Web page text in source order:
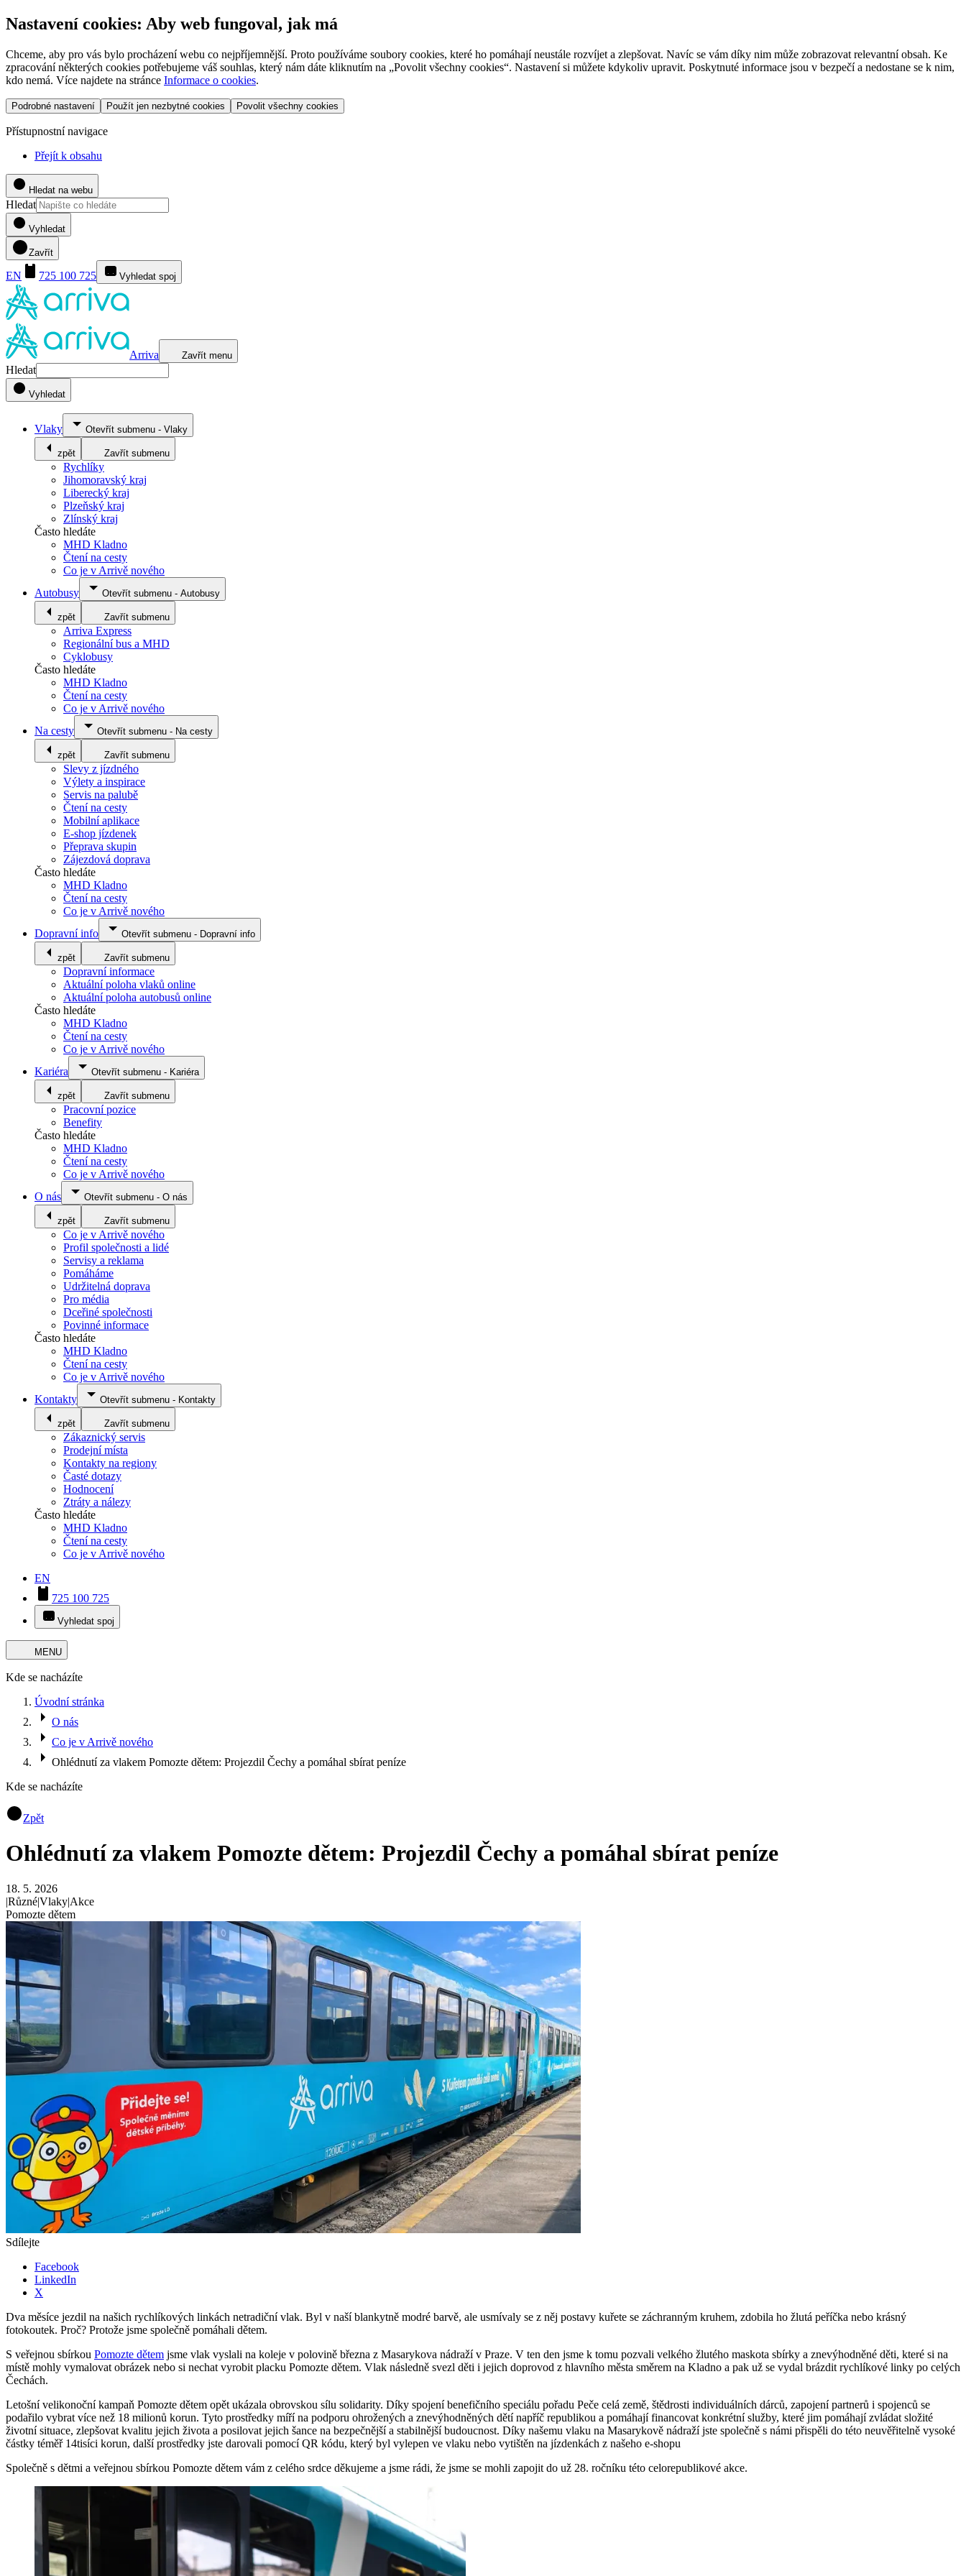
Nastavení cookies: Aby web fungoval, jak má
Chceme, aby pro vás bylo procházení webu co nejpříjemnější. Proto používáme soubory cookies, které ho pomáhají neustále rozvíjet a zlepšovat. Navíc se vám díky nim může zobrazovat relevantní obsah. Ke
zpracování některých cookies potřebujeme váš souhlas, který nám dáte kliknutím na „Povolit všechny cookies“. Nastavení si můžete kdykoliv upravit. Poskytnuté informace jsou v bezpečí a nedostane se k nim,
kdo nemá. Více najdete na stránce Informace o cookies.
Podrobné nastavení Použít jen nezbytné cookies Povolit všechny cookies
Přístupnostní navigace
Přejít k obsahu
Hledat na webu
Hledat
Vyhledat
Zavřít
EN 725 100 725 Vyhledat spoj
Arriva Zavřít menu
Hledat
Vyhledat
Vlaky Otevřít submenu - Vlaky
zpět Zavřít submenu
Rychlíky
Jihomoravský kraj
Liberecký kraj
Plzeňský kraj
Zlínský kraj
Často hledáte
MHD Kladno
Čtení na cesty
Co je v Arrivě nového
Autobusy
Otevřít submenu - Autobusy
zpět Zavřít submenu
Arriva Express
Regionální bus a MHD
Cyklobusy
Často hledáte
MHD Kladno
Čtení na cesty
Co je v Arrivě nového
Na cesty
Otevřít submenu - Na cesty
zpět Zavřít submenu
Slevy z jízdného
Výlety a inspirace
Servis na palubě
Čtení na cesty
Mobilní aplikace
E-shop jízdenek
Přeprava skupin
Zájezdová doprava
Často hledáte
MHD Kladno
Čtení na cesty
Co je v Arrivě nového
Dopravní info
Otevřít submenu - Dopravní info
zpět Zavřít submenu
Dopravní informace
Aktuální poloha vlaků online
Aktuální poloha autobusů online
Často hledáte
MHD Kladno
Čtení na cesty
Co je v Arrivě nového
Kariéra
Otevřít submenu - Kariéra
zpět Zavřít submenu
Pracovní pozice
Benefity
Často hledáte
MHD Kladno
Čtení na cesty
Co je v Arrivě nového
O nás
Otevřít submenu - O nás
zpět Zavřít submenu
Co je v Arrivě nového
Profil společnosti a lidé
Servisy a reklama
Pomáháme
Udržitelná doprava
Pro média
Dceřiné společnosti
Povinné informace
Často hledáte
MHD Kladno
Čtení na cesty
Co je v Arrivě nového
Kontakty
Otevřít submenu - Kontakty
zpět Zavřít submenu
Zákaznický servis
Prodejní místa
Kontakty na regiony
Časté dotazy
Hodnocení
Ztráty a nálezy
Často hledáte
MHD Kladno
Čtení na cesty
Co je v Arrivě nového
EN
725 100 725
Vyhledat spoj
MENU
Kde se nacházíte
Úvodní stránka
O nás
Co je v Arrivě nového
Ohlédnutí za vlakem Pomozte dětem: Projezdil Čechy a pomáhal sbírat peníze
Kde se nacházíte
Zpět
Ohlédnutí za vlakem Pomozte dětem: Projezdil Čechy a pomáhal sbírat peníze
18. 5. 2026
|Různé|Vlaky|Akce
Pomozte dětem
Sdílejte
Facebook
LinkedIn
X
Dva měsíce jezdil na našich rychlíkových linkách netradiční vlak. Byl v naší blankytně modré barvě, ale usmívaly se z něj postavy kuřete se záchranným kruhem, zdobila ho žlutá peříčka nebo krásný
fotokoutek. Proč? Protože jsme společně pomáhali dětem.
S veřejnou sbírkou Pomozte dětem jsme vlak vyslali na koleje v polovině března z Masarykova nádraží v Praze. V ten den jsme k tomu pozvali velkého žlutého maskota sbírky a znevýhodněné děti, které si na
místě mohly vymalovat obrázek nebo si nechat vyrobit placku Pomozte dětem. Vlak následně svezl děti i jejich doprovod z hlavního města směrem na Kladno a pak už se vydal brázdit rychlíkové linky po celých
Čechách.
Letošní velikonoční kampaň Pomozte dětem opět ukázala obrovskou sílu solidarity. Díky spojení benefičního speciálu pořadu Peče celá země, štědrosti individuálních dárců, zapojení partnerů i spojenců se
podařilo vybrat více než 18 milionů korun. Tyto prostředky míří na podporu ohrožených a znevýhodněných dětí napříč republikou a pomáhají financovat konkrétní služby, které jim pomáhají zvládat složité
životní situace, zlepšovat kvalitu jejich života a posilovat jejich šance na bezpečnější a stabilnější budoucnost. Díky našemu vlaku na Masarykově nádraží jste společně s námi přispěli do této neuvěřitelně vysoké
částky téměř 14tisíci korun, další prostředky jste darovali pomocí QR kódu, který byl vylepen ve vlaku nebo vytištěn na jízdenkách z našeho e-shopu
Společně s dětmi a veřejnou sbírkou Pomozte dětem vám z celého srdce děkujeme a jsme rádi, že jsme se mohli zapojit do už 28. ročníku této celorepublikové akce.